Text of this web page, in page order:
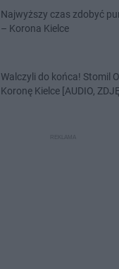
Najwyższy czas zdobyć punkty! Stomil
– Korona Kielce
Walczyli do końca! Stomil
Koronę Kielce [AUDIO,